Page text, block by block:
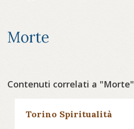
Morte
Contenuti correlati a "Morte"
Torino Spiritualità